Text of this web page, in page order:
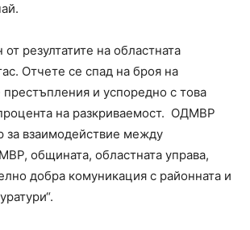
резултатите на областната
Отчете се спад на броя на
престъпления и успоредно с това
на разкриваемост. ОДМВР
за взаимодействие между
общината, областната управа,
добра комуникация с районната и